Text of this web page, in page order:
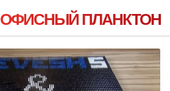
ОФИСНЫЙ ПЛАНКТОН